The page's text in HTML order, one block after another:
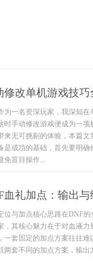
修改单机游戏技巧
为一名资深玩家，我深知
时手动修改游戏便成为一
来无可挑剔的体验，本篇
是成功的基础，首先要明
免盲目操作...
血礼加点：输出
位与加点核心思路在DNF
，其核心魅力在于对血液
一套固定的加点方案往往
两套不同的加点方案，输出